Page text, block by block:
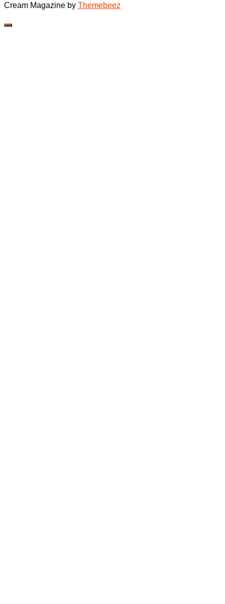
Cream Magazine by Themebeez